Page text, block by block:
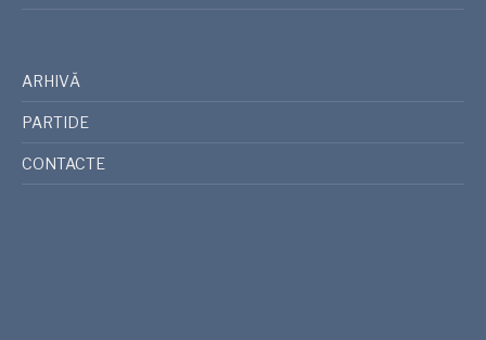
ARHIVĂ
PARTIDE
CONTACTE